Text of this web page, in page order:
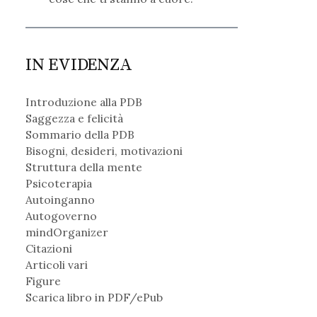
IN EVIDENZA
Introduzione alla PDB
Saggezza e felicità
Sommario della PDB
Bisogni, desideri, motivazioni
Struttura della mente
Psicoterapia
Autoinganno
Autogoverno
mindOrganizer
Citazioni
Articoli vari
Figure
Scarica libro in PDF/ePub